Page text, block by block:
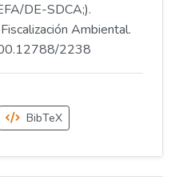
DE-SDCA;).
Ambiental.
2238
BibTeX